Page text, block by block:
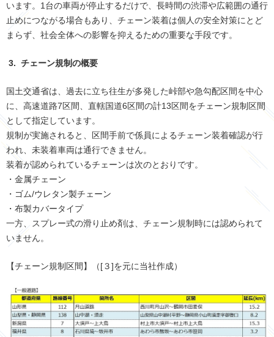
います。 1 台の車両が停止するだけで、長時間の渋滞や広範囲の通行
止めにつながる場合もあり、チェーン装着は個人の安全対策にとど
まらず、社会全体への影響を抑えるための重要な手段です。
3. チェーン規制の概要
国土交通省は、過去に立ち往生が多発した峠部や急勾配区間を中心
に、高速道路7区間、直轄国道6区間の計13区間をチェーン規制区間
として指定しています。
規制が実施されると、区間手前で係員によるチェーン装着確認が行
われ、未装着車両は通行できません。
装着が認められているチェーンは次のとおりです。
・金属チェーン
・ゴム/ウレタン製チェーン
・布製カバータイプ
一方、スプレー式の滑り止め剤は、チェーン規制時には認められて
いません。
【チェーン規制区間】（[３]を元に当社作成）